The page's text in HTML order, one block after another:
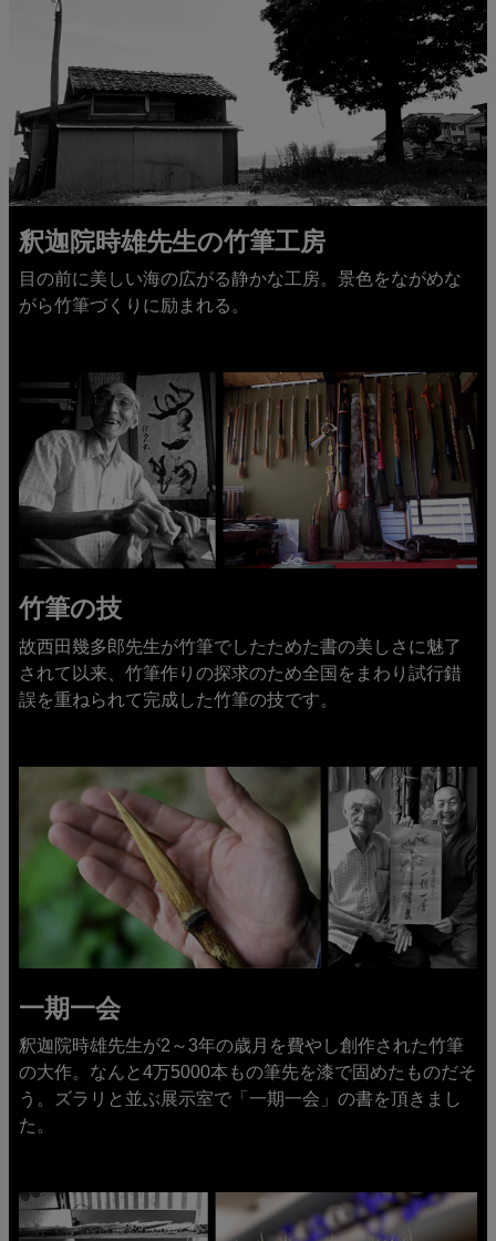
釈迦院時雄先生の竹筆工房
目の前に美しい海の広がる静かな工房。景色をながめな
がら竹筆づくりに励まれる。
竹筆の技
故西田幾多郎先生が竹筆でしたためた書の美しさに魅了
されて以来、竹筆作りの探求のため全国をまわり試行錯
誤を重ねられて完成した竹筆の技です。
一期一会
釈迦院時雄先生が2～3年の歳月を費やし創作された竹筆
の大作。なんと4万5000本もの筆先を漆で固めたものだそ
う。ズラリと並ぶ展示室で「一期一会」の書を頂きまし
た。